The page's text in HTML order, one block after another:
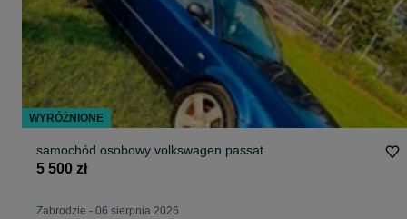
samochód osobowy volkswagen passat
5 500 zł
Zabrodzie - 06 sierpnia 2026
WYRÓŻNIONE